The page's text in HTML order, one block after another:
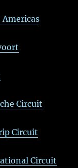
Circuit
Circuit
Circuit